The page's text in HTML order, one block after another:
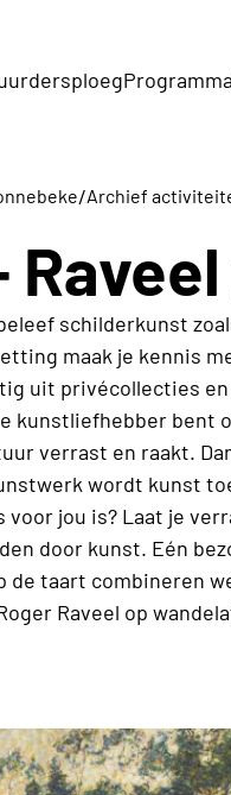
Programma
/Archief
schilderkunst
maak je kennis
uit privécollecties
kunstliefhebber bent
verrast en raakt.
wordt kunst
jou is? Laat je
door kunst. Eén
de taart combineren
Raveel op